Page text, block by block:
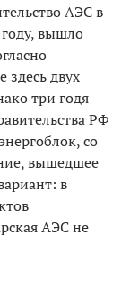
АЭС в
вышло
здесь двух
три годя
РФ
со
вышедшее
в
АЭС не